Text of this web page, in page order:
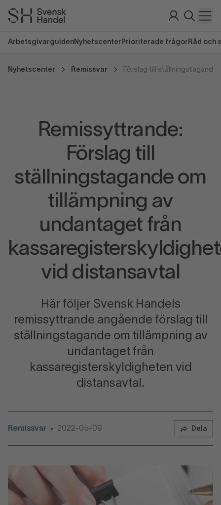
Arbetsgivarguiden Nyhetscenter Prioriterade frågor Råd och
Nyhetscenter Remissvar
Remissyttrande:
Förslag till
ställningstagande om
tillämpning av
undantaget från
vid distansavtal
Här följer Svensk Handels
remissyttrande angående förslag till
ställningstagande om tillämpning av
undantaget från
kassaregisterskyldigheten vid
distansavtal.
Remissvar • 2022-05-09 Dela